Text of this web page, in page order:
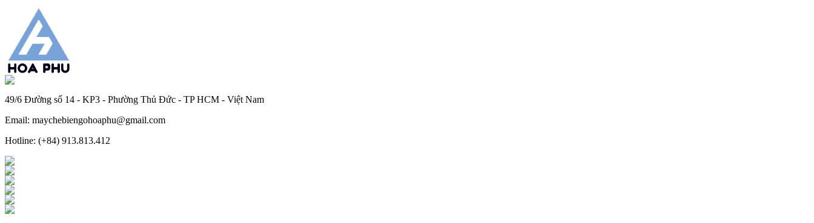
49/6 Đường số 14 - KP3 - Phường Thủ Đức - TP HCM - Việt Nam
Email: maychebiengohoaphu@gmail.com
Hotline: (+84) 913.813.412